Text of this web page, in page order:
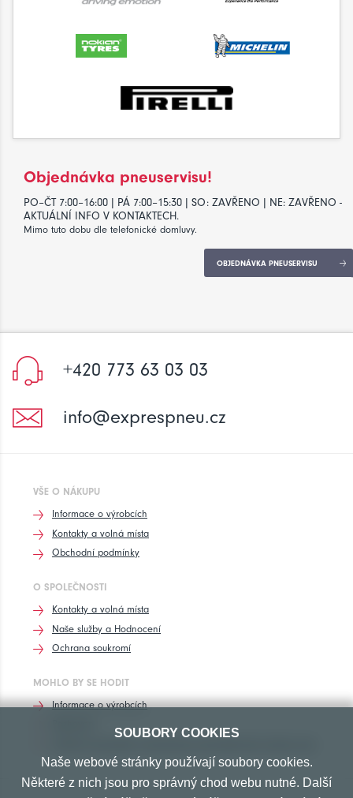
Objednávka pneuservisu!
PO–ČT 7:00–16:00 | PÁ 7:00–15:30 | SO: ZAVŘENO | NE: ZAVŘENO -
AKTUÁLNÍ INFO V KONTAKTECH.
Mimo tuto dobu dle telefonické domluvy.
OBJEDNÁVKA PNEUSERVISU
+420 773 63 03 03
info@exprespneu.cz
VŠE O NÁKUPU
Informace o výrobcích
Kontakty a volná místa
Obchodní podmínky
O SPOLEČNOSTI
Kontakty a volná místa
Naše služby a Hodnocení
Ochrana soukromí
MOHLO BY SE HODIT
Informace o výrobcích
SOUBORY COOKIES
Naše webové stránky používají soubory cookies.
Některé z nich jsou pro správný chod webu nutné. Další